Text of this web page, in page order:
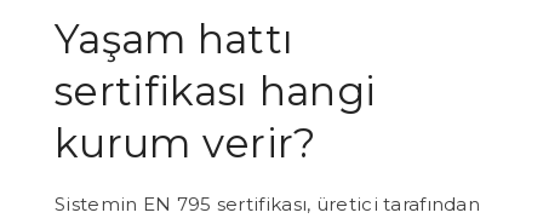
Yaşam hattı
sertifikası hangi
kurum verir?
Sistemin EN 795 sertifikası, üretici tarafından